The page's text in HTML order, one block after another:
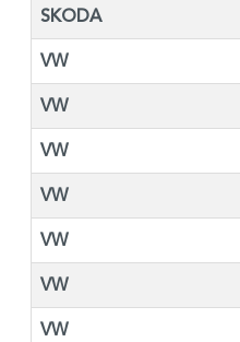
SKODA
VW
VW
VW
VW
VW
VW
VW